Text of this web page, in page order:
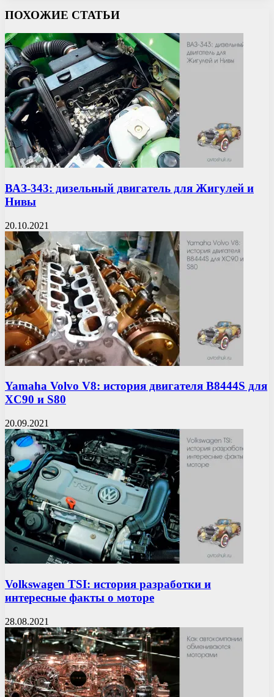
ПОХОЖИЕ СТАТЬИ
ВАЗ-343: дизельный двигатель для Жигулей и
Нивы
20.10.2021
Yamaha Volvo V8: история двигателя B8444S для
XC90 и S80
20.09.2021
Volkswagen TSI: история разработки и
интересные факты о моторе
28.08.2021